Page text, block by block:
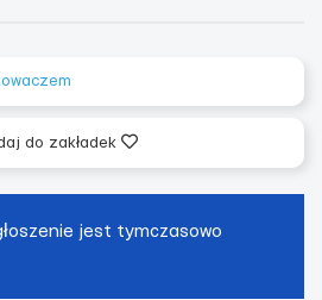
do zakładek
jest tymczasowo